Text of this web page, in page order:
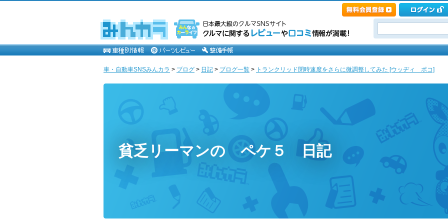
車・自動車SNSみんカラ > ブログ > 日記 > ブログ一覧 > トランクリッド閉時速度をさらに微調整してみた [ウッヂィ ポコ]
貧乏リーマンの ペケ５ 日記